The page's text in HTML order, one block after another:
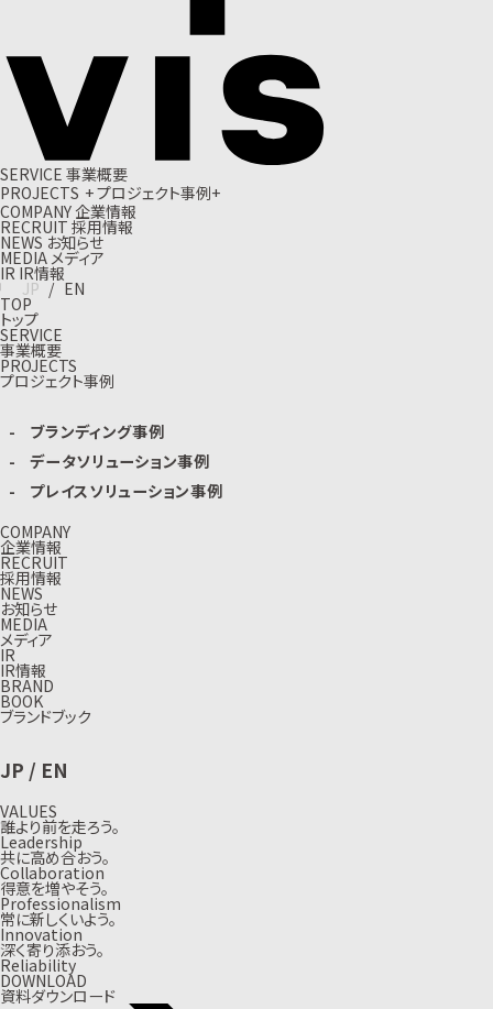
SERVICE 事業概要
PROJECTS +プロジェクト事例+
COMPANY企業情報
RECRUIT 採用情報
NEWS お知らせ
MEDIA メディア
IR IR情報
JP / EN
TOP
トップ
SERVICE
事業概要
PROJECTS
プロジェクト事例
ブランディング事例
データソリューション事例
プレイスソリューション事例
COMPANY
企業情報
RECRUIT
採用情報
NEWS
お知らせ
MEDIA
メディア
IR
IR情報
BRAND
BOOK
ブランドブック
JP / EN
VALUES
誰より前を走ろう。
Leadership
共に高め合おう。
Collaboration
得意を増やそう。
Professionalism
常に新しくいよう。
Innovation
深く寄り添おう。
Reliability
DOWNLOAD
資料ダウンロード